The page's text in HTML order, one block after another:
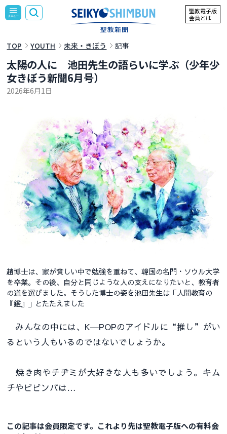
聖教電子版
会員とは
TOP YOUTH 未来・きぼう 記事
太陽の人に 池田先生の語らいに学ぶ（少年少
女きぼう新聞6月号）
2026年6月1日
趙博士は、家が貧しい中で勉強を重ねて、韓国の名門・ソウル大学
を卒業。その後、自分と同じような人の支えになりたいと、教育者
の道を選びました。そうした博士の姿を池田先生は「人間教育の
『鑑』」とたたえました
みんなの中には、K―POPのアイドルに“推し”がい
るという人もいるのではないでしょうか。
焼き肉やチヂミが大好きな人も多いでしょう。キム
チやビビンバは…
この記事は会員限定です。これより先は聖教電子版への有料会